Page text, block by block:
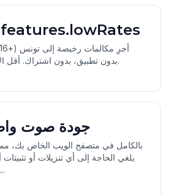
بدون تطبيق، بدون اشتراك. أقل الأسعار إلى تونس.
جودة صوت
يلغي الحاجة إلى أي تنزيلات أو
التطبيقات. قم ب...